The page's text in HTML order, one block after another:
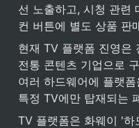
선 노출하고, 시청 관련
컨 버튼에 별도 상품 판
현재 TV 플랫폼 진영은
전통 콘텐츠 기업으로
여러 하드웨어에 플랫
특정 TV에만 탑재되는
TV 플랫폼은 화웨이 '